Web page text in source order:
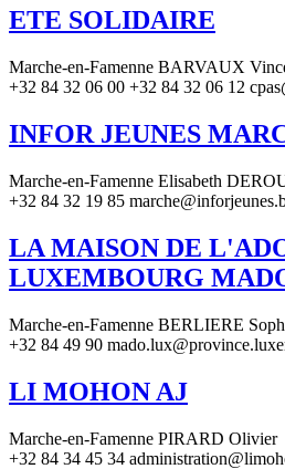
ETE SOLIDAIRE
Marche-en-Famenne BARVAUX
+32 84 32 06 00 +32 84 32 06 12
INFOR JEUNES
Marche-en-Famenne Elisabeth
+32 84 32 19 85
LA MAISON DE
LUXEMBOURG
Marche-en-Famenne BERLIERE
+32 84 49 90
LI MOHON AJ
Marche-en-Famenne PIRARD Olivier
+32 84 34 45 34